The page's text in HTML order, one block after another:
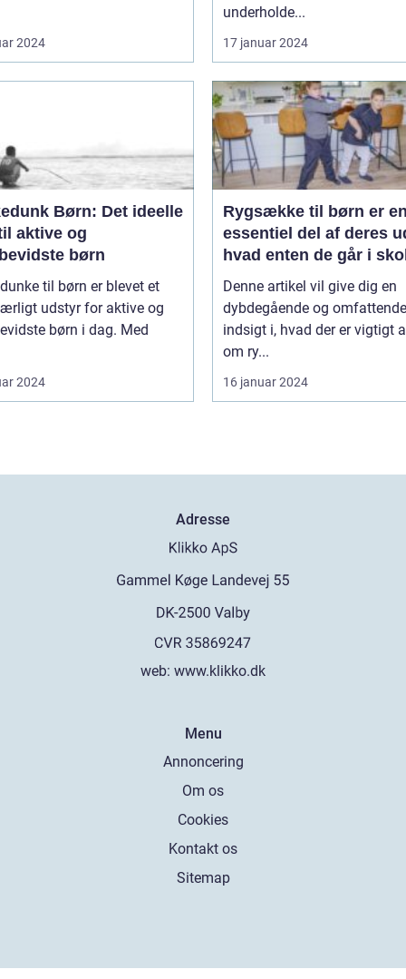
2024
underholde...
17 januar 2024
Børn: Det ideelle
aktive og
børn
til børn er blevet et
udstyr for aktive og
børn i dag. Med
2024
Rygsække til børn er
essentiel del af deres
hvad enten de går i
deltager i udflugter
rejser
Denne artikel vil give dig en
dybdegående og omfattende
indsigt i, hvad der er vigtigt
om ry...
16 januar 2024
Adresse
web: www.klikko.dk
Menu
Annoncering
Om os
Cookies
Kontakt os
Sitemap